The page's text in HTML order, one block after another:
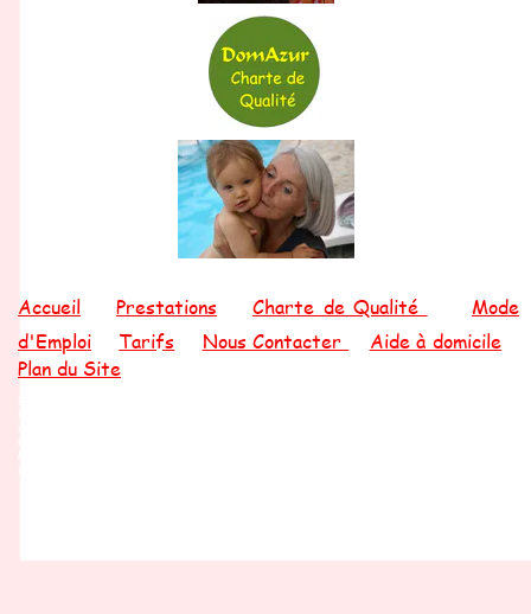
Accueil Prestations Charte de Qualité
Mode
d'Emploi
Tarifs Nous Contacter
Aide à domicile
Plan du Site